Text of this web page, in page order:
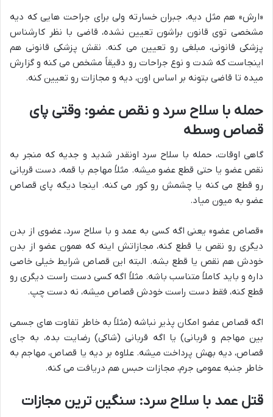
«ارش» هم مثل دیه، جبران خسارته ولی برای جراحت هایی که دیه
مشخصی توی قانون براشون تعیین نشده، قاضی با نظر کارشناس
پزشکی قانونی، مبلغی رو تعیین می کنه. نقش پزشکی قانونی هم
اینجاست که شدت و نوع جراحات رو دقیقاً مشخص می کنه و گزارش
میده تا قاضی بتونه بر اساس اون، دیه و مجازات رو تعیین کنه.
حمله با سلاح سرد و نقص عضو: وقتی پای
قصاص وسطه
گاهی اوقات، حمله با سلاح سرد اونقدر شدید و جدیه که منجر به
نقص عضو یا حتی قطع عضو میشه. مثلاً مهاجم با قمه، دست قربانی
رو قطع می کنه یا چشمش رو کور می کنه. اینجا دیگه پای قصاص
عضو به میون میاد.
«قصاص عضو» یعنی اگه کسی به عمد و با سلاح سرد، عضوی از بدن
دیگری رو نقص یا قطع کنه، مجازاتش اینه که همون عضو از بدن
خودش هم نقص یا قطع بشه. البته این قصاص شرایط خیلی خاصی
داره و باید کاملاً متناسب باشه. مثلاً اگه کسی دست راست دیگری رو
قطع کنه، فقط دست راست خودش قصاص میشه، نه دست چپ.
اگه قصاص عضو امکان پذیر نباشه (مثلاً به خاطر تفاوت های جسمی
بین مهاجم و قربانی) یا اگه قربانی (شاکی) رضایت بده، به جای
قصاص، دیه بهش پرداخت میشه. علاوه بر دیه یا قصاص، مهاجم به
خاطر جنبه عمومی جرم، مجازات حبس هم دریافت می کنه.
قتل عمد با سلاح سرد: سنگین ترین مجازات